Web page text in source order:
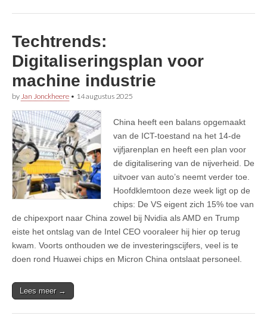
Techtrends:
Digitaliseringsplan voor
machine industrie
by Jan Jonckheere • 14 augustus 2025
China heeft een balans opgemaakt
van de ICT-toestand na het 14-de
vijfjarenplan en heeft een plan voor
de digitalisering van de nijverheid. De
uitvoer van auto’s neemt verder toe.
Hoofdklemtoon deze week ligt op de
chips: De VS eigent zich 15% toe van
de chipexport naar China zowel bij Nvidia als AMD en Trump
eiste het ontslag van de Intel CEO vooraleer hij hier op terug
kwam. Voorts onthouden we de investeringscijfers, veel is te
doen rond Huawei chips en Micron China ontslaat personeel.
Lees meer →